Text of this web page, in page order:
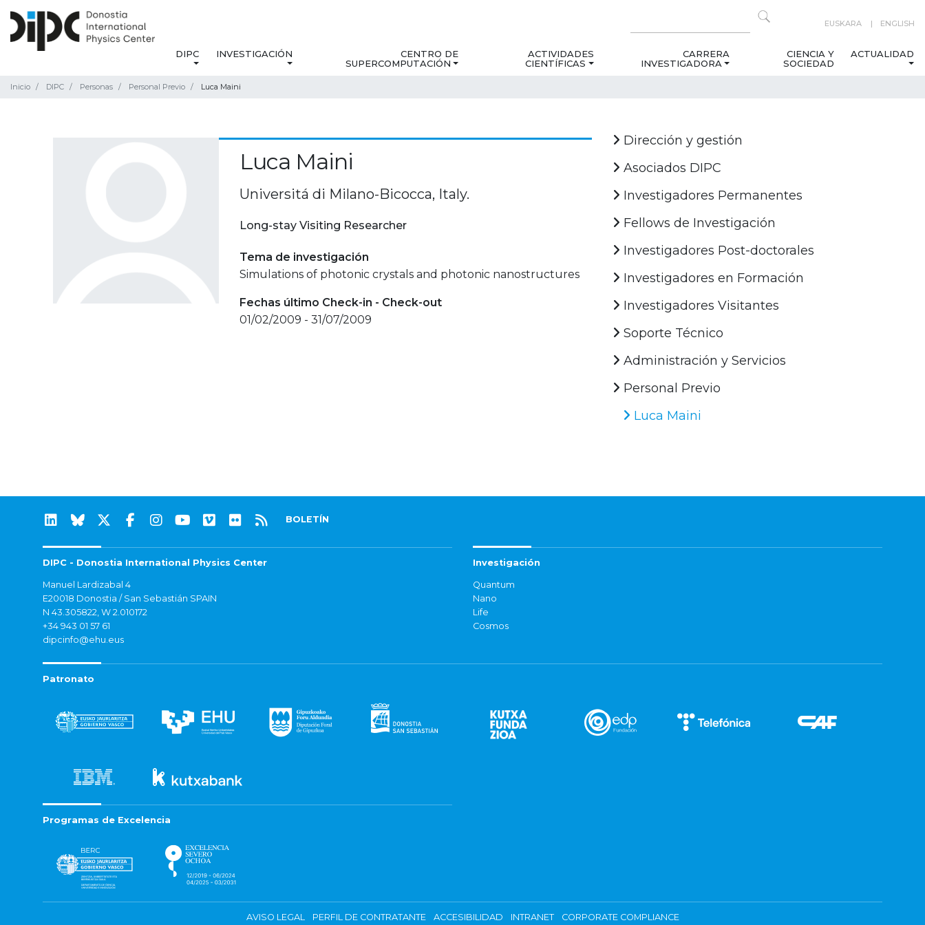
EUSKARA ENGLISH
DIPC INVESTIGACIÓN
CENTRO DE
SUPERCOMPUTACIÓN
ACTIVIDADES
CIENTÍFICAS
CARRERA
INVESTIGADORA
CIENCIA Y
SOCIEDAD
ACTUALIDAD
Inicio DIPC Personas Personal Previo Luca Maini
Luca Maini
Universitá di Milano-Bicocca, Italy.
Long-stay Visiting Researcher
Tema de investigación
Simulations of photonic crystals and photonic nanostructures
Fechas último Check-in - Check-out
01/02/2009 - 31/07/2009
Dirección y gestión
Asociados DIPC
Investigadores Permanentes
Fellows de Investigación
Investigadores Post-doctorales
Investigadores en Formación
Investigadores Visitantes
Soporte Técnico
Administración y Servicios
Personal Previo
Luca Maini
BOLETÍN
DIPC - Donostia International Physics Center
Manuel Lardizabal 4
E20018 Donostia / San Sebastián SPAIN
N 43.305822, W 2.010172
+34 943 01 57 61
dipcinfo@ehu.eus
Investigación
Quantum
Nano
Life
Cosmos
Patronato
Programas de Excelencia
AVISO LEGAL PERFIL DE CONTRATANTE ACCESIBILIDAD INTRANET CORPORATE COMPLIANCE